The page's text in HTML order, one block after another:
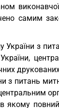
самим
України з
з питань
якому